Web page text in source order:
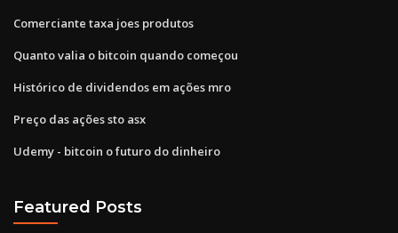
Comerciante taxa joes produtos
Quanto valia o bitcoin quando começou
Histórico de dividendos em ações mro
Preço das ações sto asx
Udemy - bitcoin o futuro do dinheiro
Featured Posts